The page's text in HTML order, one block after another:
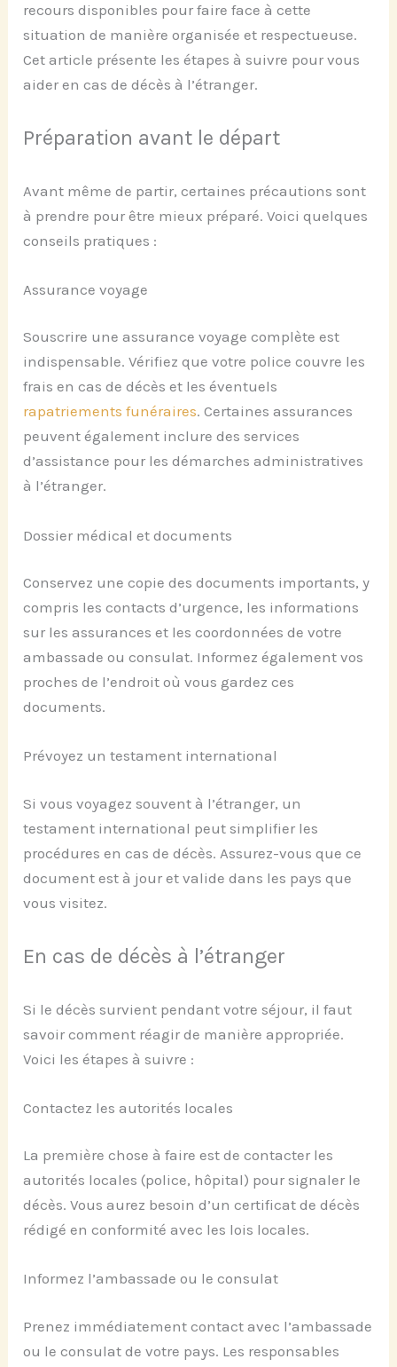
recours disponibles pour faire face à cette
situation de manière organisée et respectueuse.
Cet article présente les étapes à suivre pour vous
aider en cas de décès à l’étranger.
Préparation avant le départ
Avant même de partir, certaines précautions sont
à prendre pour être mieux préparé. Voici quelques
conseils pratiques :
Assurance voyage
Souscrire une assurance voyage complète est
indispensable. Vérifiez que votre police couvre les
frais en cas de décès et les éventuels
rapatriements funéraires. Certaines assurances
peuvent également inclure des services
d’assistance pour les démarches administratives
à l’étranger.
Dossier médical et documents
Conservez une copie des documents importants, y
compris les contacts d’urgence, les informations
sur les assurances et les coordonnées de votre
ambassade ou consulat. Informez également vos
proches de l’endroit où vous gardez ces
documents.
Prévoyez un testament international
Si vous voyagez souvent à l’étranger, un
testament international peut simplifier les
procédures en cas de décès. Assurez-vous que ce
document est à jour et valide dans les pays que
vous visitez.
En cas de décès à l’étranger
Si le décès survient pendant votre séjour, il faut
savoir comment réagir de manière appropriée.
Voici les étapes à suivre :
Contactez les autorités locales
La première chose à faire est de contacter les
autorités locales (police, hôpital) pour signaler le
décès. Vous aurez besoin d’un certificat de décès
rédigé en conformité avec les lois locales.
Informez l’ambassade ou le consulat
Prenez immédiatement contact avec l’ambassade
ou le consulat de votre pays. Les responsables